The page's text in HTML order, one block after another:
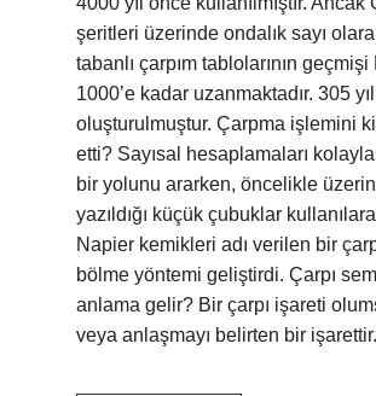
şeritleri üzerinde ondalık sayı
tabanlı çarpım tablolarının geçmişi
1000’e kadar uzanmaktadır. 305
oluşturulmuştur. Çarpma işlemini
etti? Sayısal hesaplamaları
bir yolunu ararken, öncelikle
yazıldığı küçük çubuklar
Napier kemikleri adı verilen bir
bölme yöntemi geliştirdi. Çarpı
anlama gelir? Bir çarpı işareti
veya anlaşmayı belirten bir